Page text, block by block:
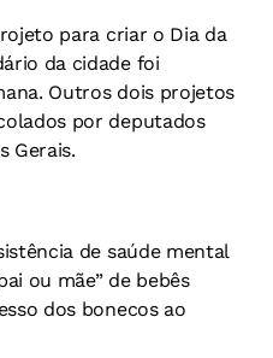
para criar o Dia da
da cidade foi
Outros dois projetos
por deputados
Gerais.
de saúde mental
ou mãe” de bebês
dos bonecos ao